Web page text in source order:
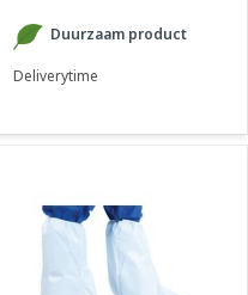
Duurzaam product
Deliverytime